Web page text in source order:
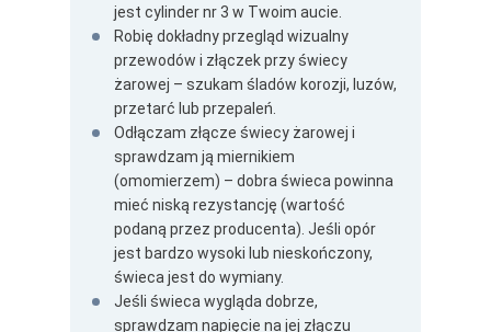
jest cylinder nr 3 w Twoim aucie.
Robię dokładny przegląd wizualny
przewodów i złączek przy świecy
żarowej – szukam śladów korozji, luzów,
przetarć lub przepaleń.
Odłączam złącze świecy żarowej i
sprawdzam ją miernikiem
(omomierzem) – dobra świeca powinna
mieć niską rezystancję (wartość
podaną przez producenta). Jeśli opór
jest bardzo wysoki lub nieskończony,
świeca jest do wymiany.
Jeśli świeca wygląda dobrze,
sprawdzam napięcie na jej złączu